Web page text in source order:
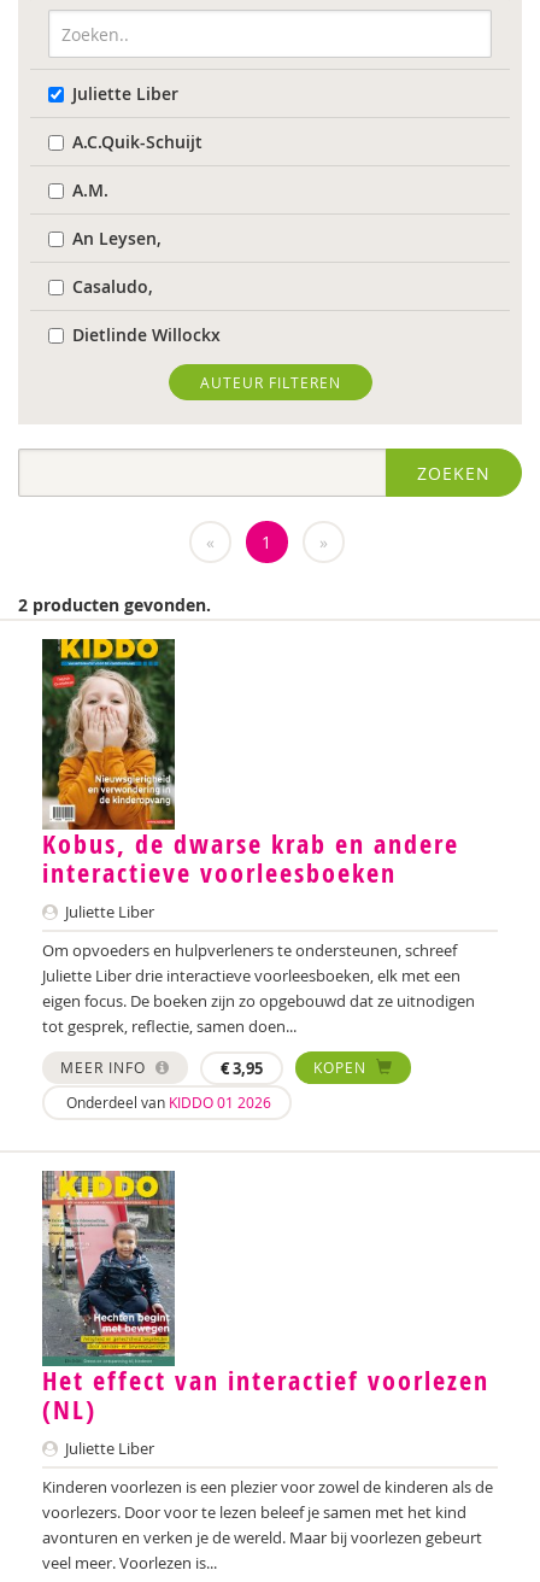
Juliette Liber
A.C.Quik-Schuijt
A.M.
An Leysen,
Casaludo,
Dietlinde Willockx
Landelijk Kenniscentrum LVB
Respect Foundation
Brenda Abrahamse-Van Beek
Marijke Adema
Ilse Aerden
Pauline van Aken
Evelyn Akkermans
Robbert Almekinders
Teatske Altenburg
Creative Learning and Play
Iris Andriessen
Nilay Ardjosemito
Nishaan Ardjosemito
Siela Ardjosemito-Jethoe
René Arends
Chantal Ariens
Silke van Arum
Nicole van Asten
Diverse auteurs
Roli Ayutsede
Rosalie Baan
Ben Baarda
AUTEUR FILTEREN
ZOEKEN
« 1 »
2 producten gevonden.
Kobus, de dwarse krab en andere
interactieve voorleesboeken
Juliette Liber
Om opvoeders en hulpverleners te ondersteunen, schreef
Juliette Liber drie interactieve voorleesboeken, elk met een
eigen focus. De boeken zijn zo opgebouwd dat ze uitnodigen
tot gesprek, reflectie, samen doen...
MEER INFO €3,95
KOPEN
Onderdeel van KIDDO 01 2026
Het effect van interactief voorlezen
(NL)
Juliette Liber
Kinderen voorlezen is een plezier voor zowel de kinderen als de
voorlezers. Door voor te lezen beleef je samen met het kind
avonturen en verken je de wereld. Maar bij voorlezen gebeurt
veel meer. Voorlezen is...